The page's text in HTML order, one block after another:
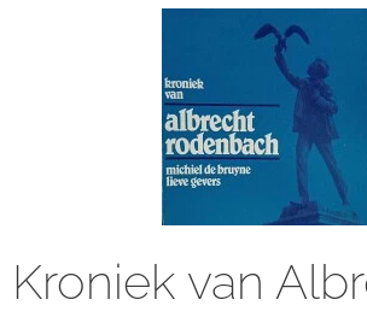
Kroniek van